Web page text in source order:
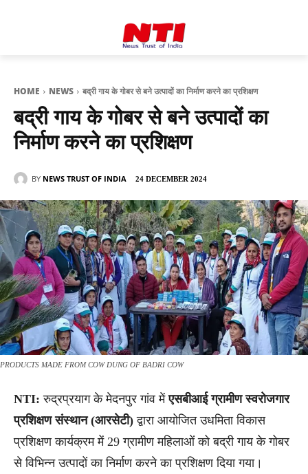
HOME NEWS बद्री गाय के गोबर से बने उत्पादों का निर्माण करने का प्रशिक्षण
बद्री गाय के गोबर से बने उत्पादों का
निर्माण करने का प्रशिक्षण
BY NEWS TRUST OF INDIA 24 DECEMBER 2024
PRODUCTS MADE FROM COW DUNG OF BADRI COW
NTI: रुद्रप्रयाग के मेदनपुर गांव मेंएसबीआई ग्रामीण स्वरोजगार
प्रशिक्षण संस्थान (आरसेटी) द्वारा आयोजित उधमिता विकास
प्रशिक्षण कार्यक्रम में 29 ग्रामीण महिलाओं को बद्री गाय के गोबर
से विभिन्न उत्पादों का निर्माण करने का प्रशिक्षण दिया गया।